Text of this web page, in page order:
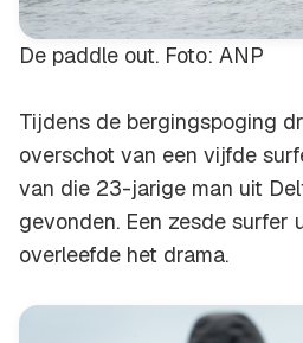
De paddle out. Foto: ANP
Tijdens de bergingspoging
overschot van een vijfde
van die 23-jarige man uit
gevonden. Een zesde surfer
overleefde het drama.